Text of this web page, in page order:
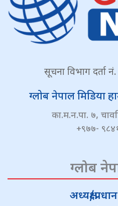
सूचना विभाग दर्ता
ग्लोब नेपाल मिडिया
का.म.न.पा. ७,
+९७७-
ग्लोब
अध्यक्ष/